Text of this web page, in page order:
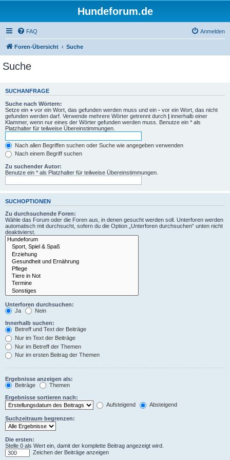
Hundeforum.de
FAQ Anmelden
Foren-Übersicht Suche
Suche
SUCHANFRAGE
Suche nach Wörtern:
Setze ein + vor ein Wort, das gefunden werden muss und ein - vor ein Wort, das nicht
gefunden werden darf. Verwende mehrere Wörter getrennt durch | innerhalb einer
Klammer, wenn nur eines der Wörter gefunden werden muss. Benutze ein * als
Platzhalter für teilweise Übereinstimmungen.
Nach allen Begriffen suchen oder Suche wie angegeben verwenden
Nach einem Begriff suchen
Zu suchender Autor:
Benutze ein * als Platzhalter für teilweise Übereinstimmungen.
SUCHOPTIONEN
Zu durchsuchende Foren:
Wähle das Forum oder die Foren aus, in denen gesucht werden soll. Unterforen werden
automatisch mit durchsucht, sofern du die Option „Unterforen durchsuchen“ unten nicht
deaktivierst.
Unterforen durchsuchen:
Ja
Nein
Innerhalb suchen:
Betreff und Text der Beiträge
Nur im Text der Beiträge
Nur im Betreff der Themen
Nur im ersten Beitrag der Themen
Ergebnisse anzeigen als:
Beiträge
Themen
Ergebnisse sortieren nach:
Aufsteigend
Absteigend
Suchzeitraum begrenzen:
Die ersten:
Stelle 0 als Wert ein, damit der komplette Beitrag angezeigt wird.
Zeichen der Beiträge anzeigen